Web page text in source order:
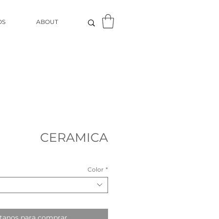
ABOUT
CERAMICA
Color *